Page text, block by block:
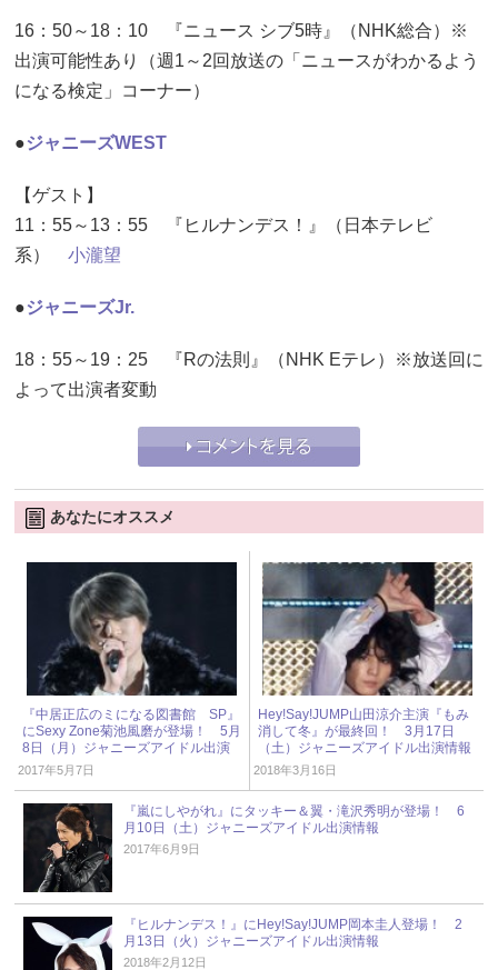
16：50～18：10 『ニュース シブ5時』（NHK総合）※
出演可能性あり（週1～2回放送の「ニュースがわかるよう
になる検定」コーナー）
●ジャニーズWEST
【ゲスト】
11：55～13：55 『ヒルナンデス！』（日本テレビ
系） 小瀧望
●ジャニーズJr.
18：55～19：25 『Rの法則』（NHK Eテレ）※放送回に
よって出演者変動
あなたにオススメ
『中居正広のミになる図書館 SP』
にSexy Zone菊池風磨が登場！ 5月
8日（月）ジャニーズアイドル出演
情報
2017年5月7日
Hey!Say!JUMP山田涼介主演『もみ
消して冬』が最終回！ 3月17日
（土）ジャニーズアイドル出演情報
2018年3月16日
『嵐にしやがれ』にタッキー＆翼・滝沢秀明が登場！ 6
月10日（土）ジャニーズアイドル出演情報
2017年6月9日
『ヒルナンデス！』にHey!Say!JUMP岡本圭人登場！ 2
月13日（火）ジャニーズアイドル出演情報
2018年2月12日